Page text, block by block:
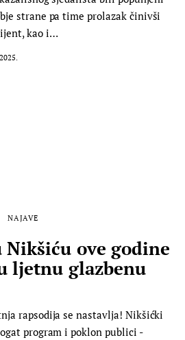
strane pa time prolazak činivši
kao i…
NAJAVE
Nikšiću ove godine
ljetnu glazbenu
rapsodija se nastavlja! Nikšićki
program i poklon publici -